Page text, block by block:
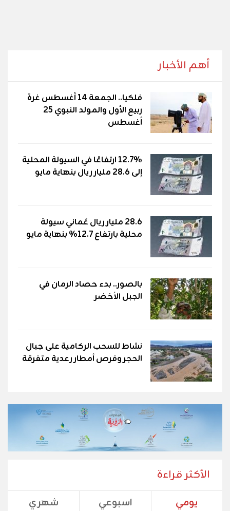
أهم الأخبار
فلكيا.. الجمعة 14 أغسطس غرة
ربيع الأول والمولد النبوي 25
أغسطس
12.7% ارتفاعًا في السيولة المحلية
إلى 28.6 مليار ريال بنهاية مايو
28.6 مليار ريال عُماني سيولة
محلية بارتفاع 12.7% بنهاية مايو
بالصور.. بدء حصاد الرمان في
الجبل الأخضر
نشاط للسحب الركامية على جبال
الحجر وفرص أمطار رعدية متفرقة
الأكثر قراءة
يومي اسبوعي شهري